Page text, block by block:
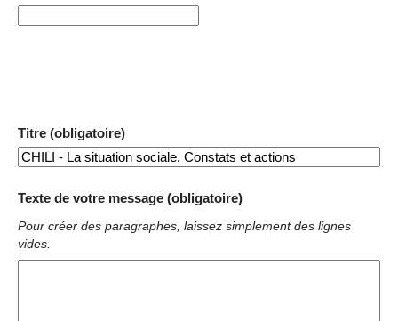
Titre (obligatoire)
Texte de votre message (obligatoire)
Pour créer des paragraphes, laissez simplement des lignes
vides.